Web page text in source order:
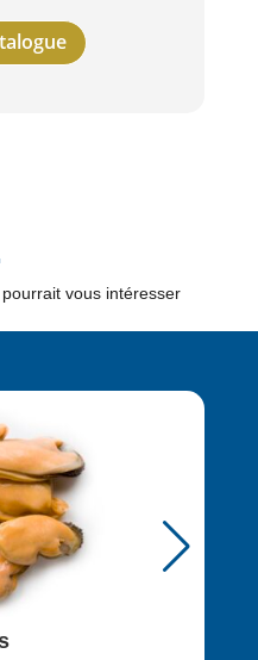
vous intéresser